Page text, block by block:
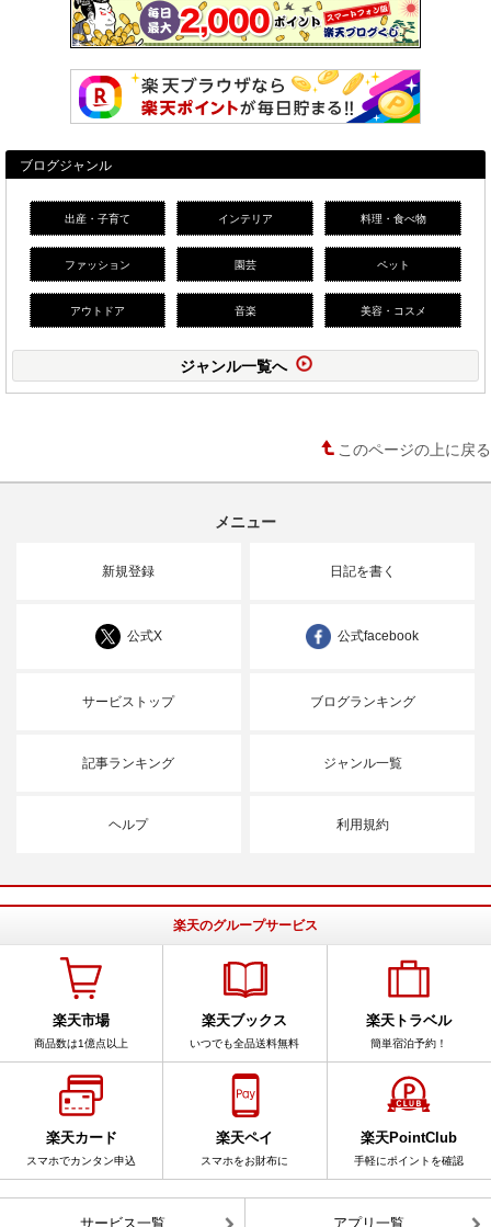
ブログジャンル
出産・子育て インテリア 料理・食べ物
ファッション 園芸 ペット
アウトドア 音楽 美容・コスメ
ジャンル一覧へ
このページの上に戻る
メニュー
新規登録 日記を書く
公式X 公式facebook
サービストップ ブログランキング
記事ランキング ジャンル一覧
ヘルプ 利用規約
楽天のグループサービス
楽天市場
商品数は1億点以上
楽天ブックス
いつでも全品送料無料
楽天トラベル
簡単宿泊予約！
楽天カード
スマホでカンタン申込
楽天ペイ
スマホをお財布に
楽天PointClub
手軽にポイントを確認
サービス一覧 アプリ一覧